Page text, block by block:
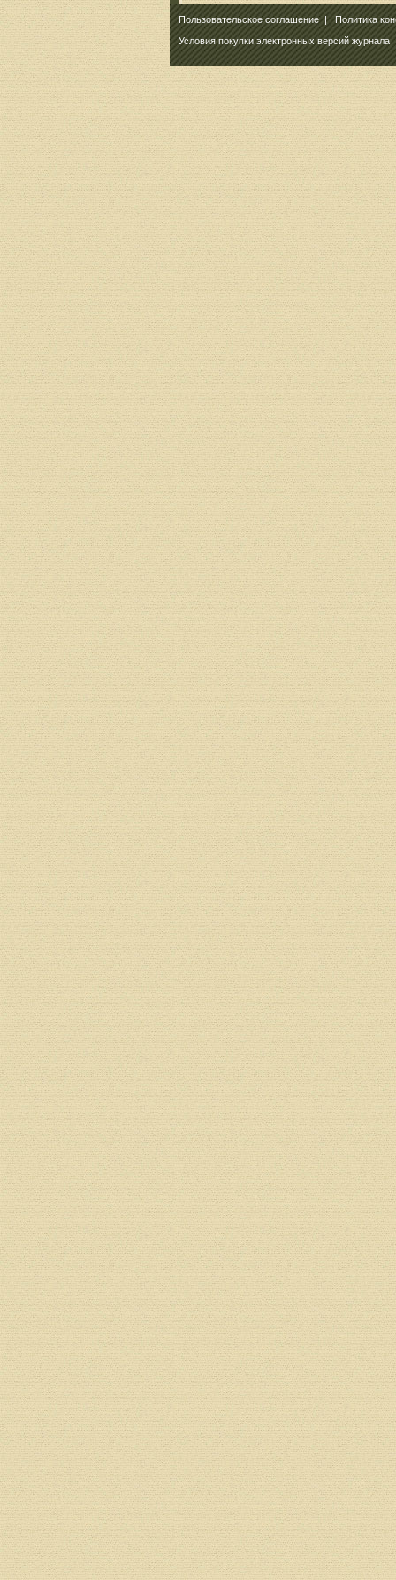
Пользовательское соглашение|Политика
Условия покупки электронных версий журнала